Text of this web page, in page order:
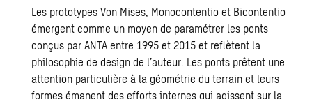
Les prototypes Von Mises, Monocontentio et Bicontentio
émergent comme un moyen de paramétrer les ponts
conçus par ANTA entre 1995 et 2015 et reﬂètent la
philosophie de design de l’auteur. Les ponts prêtent une
attention particulière à la géométrie du terrain et leurs
formes émanent des efforts internes qui agissent sur la